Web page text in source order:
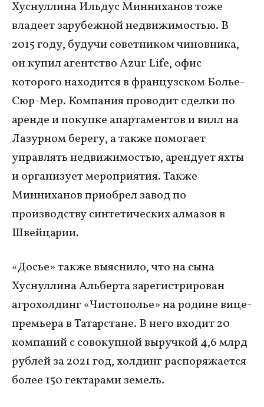
Хуснуллина Ильдус Минниханов тоже
владеет зарубежной недвижимостью. В
2015 году, будучи советником чиновника,
он купил агентство Azur Life, офис
которого находится в французском Болье-
Сюр-Мер. Компания проводит сделки по
аренде и покупке апартаментов и вилл на
Лазурном берегу, а также помогает
управлять недвижимостью, арендует яхты
и организует мероприятия. Также
Минниханов приобрел завод по
производству синтетических алмазов в
Швейцарии.
«Досье» также выяснило, что на сына
Хуснуллина Альберта зарегистрирован
агрохолдинг «Чистополье» на родине вице-
премьера в Татарстане. В него входит 20
компаний с совокупной выручкой 4,6 млрд
рублей за 2021 год, холдинг распоряжается
более 150 гектарами земель.